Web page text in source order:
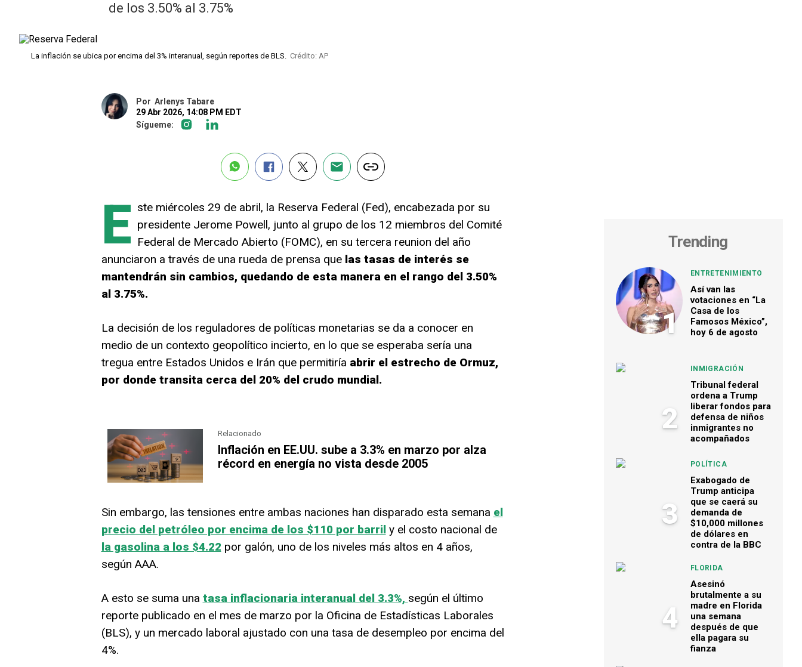
de los 3.50% al 3.75%
La inflación se ubica por encima del 3% interanual, según reportes de BLS. Crédito: AP
Por Arlenys Tabare
29 Abr 2026, 14:08 PM EDT
Sígueme:
E ste miércoles 29 de abril, la Reserva Federal (Fed), encabezada por su
presidente Jerome Powell, junto al grupo de los 12 miembros del Comité
Federal de Mercado Abierto (FOMC), en su tercera reunion del año
anunciaron a través de una rueda de prensa que las tasas de interés se
mantendrán sin cambios, quedando de esta manera en el rango del 3.50%
al 3.75%.
La decisión de los reguladores de políticas monetarias se da a conocer en
medio de un contexto geopolítico incierto, en lo que se esperaba sería una
tregua entre Estados Unidos e Irán que permitiría abrir el estrecho de Ormuz,
por donde transita cerca del 20% del crudo mundial.
Relacionado
Inflación en EE.UU. sube a 3.3% en marzo por alza
récord en energía no vista desde 2005
Sin embargo, las tensiones entre ambas naciones han disparado esta semana el
precio del petróleo por encima de los $110 por barrily el costo nacional de
la gasolina a los $4.22 por galón, uno de los niveles más altos en 4 años,
según AAA.
A esto se suma una tasa inflacionaria interanual del 3.3%, según el último
reporte publicado en el mes de marzo por la Oficina de Estadísticas Laborales
(BLS), y un mercado laboral ajustado con una tasa de desempleo por encima del
4%.
Trending
1
ENTRETENIMIENTO
Así van las
votaciones en “La
Casa de los
Famosos México”,
hoy 6 de agosto
2
INMIGRACIÓN
Tribunal federal
ordena a Trump
liberar fondos para
defensa de niños
inmigrantes no
acompañados
3
POLÍTICA
Exabogado de
Trump anticipa
que se caerá su
demanda de
$10,000 millones
de dólares en
contra de la BBC
4
FLORIDA
Asesinó
brutalmente a su
madre en Florida
una semana
después de que
ella pagara su
fianza